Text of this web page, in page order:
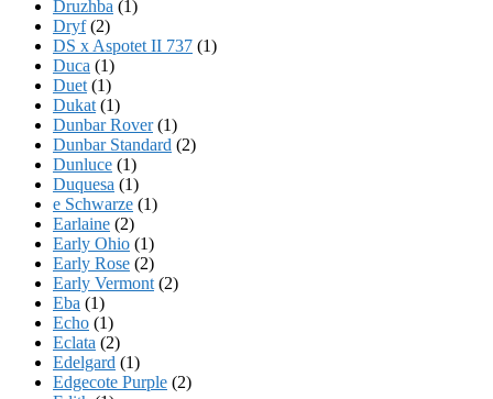
Druzhba (1)
Dryf(2)
DS x Aspotet II 737 (1)
Duca (1)
Duet (1)
Dukat (1)
Dunbar Rover(1)
Dunbar Standard (2)
Dunluce (1)
Duquesa (1)
e Schwarze (1)
Earlaine (2)
Early Ohio (1)
Early Rose (2)
Early Vermont (2)
Eba (1)
Echo (1)
Eclata (2)
Edelgard (1)
Edgecote Purple (2)